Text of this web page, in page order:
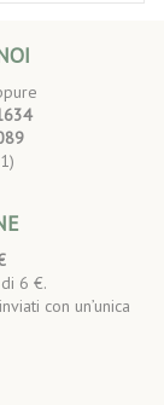
6 €.
con un’unica